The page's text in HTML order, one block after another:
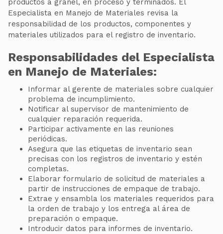
productos a granel, en proceso y terminados. El
Especialista en Manejo de Materiales revisa la
responsabilidad de los productos, componentes y
materiales utilizados para el registro de inventario.
Responsabilidades del Especialista
en Manejo de Materiales:
Informar al gerente de materiales sobre cualquier
problema de incumplimiento.
Notificar al supervisor de mantenimiento de
cualquier reparación requerida.
Participar activamente en las reuniones
periódicas.
Asegura que las etiquetas de inventario sean
precisas con los registros de inventario y estén
completas.
Elaborar formulario de solicitud de materiales a
partir de instrucciones de empaque de trabajo.
Extrae y ensambla los materiales requeridos para
la orden de trabajo y los entrega al área de
preparación o empaque.
Introducir datos para informes de inventario.